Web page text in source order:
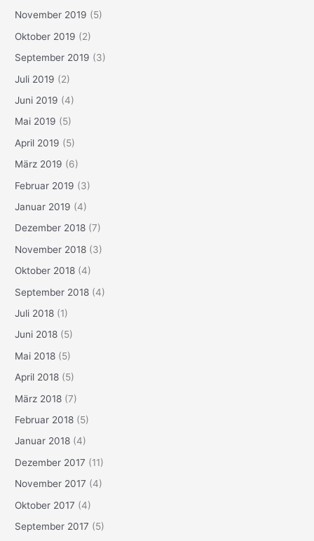
November 2019 (5)
Oktober 2019 (2)
September 2019 (3)
Juli 2019 (2)
Juni 2019 (4)
Mai 2019 (5)
April 2019 (5)
März 2019 (6)
Februar 2019 (3)
Januar 2019 (4)
Dezember 2018 (7)
November 2018 (3)
Oktober 2018 (4)
September 2018 (4)
Juli 2018 (1)
Juni 2018 (5)
Mai 2018 (5)
April 2018 (5)
März 2018 (7)
Februar 2018 (5)
Januar 2018 (4)
Dezember 2017 (11)
November 2017 (4)
Oktober 2017 (4)
September 2017 (5)